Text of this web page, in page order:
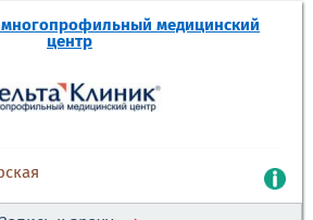
многопрофильный медицинский
центр